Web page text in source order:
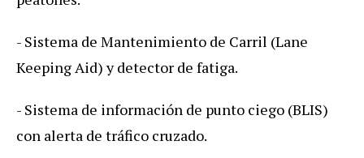
- Sistema de Mantenimiento de Carril (Lane
Keeping Aid) y detector de fatiga.
- Sistema de información de punto ciego (BLIS)
con alerta de tráfico cruzado.